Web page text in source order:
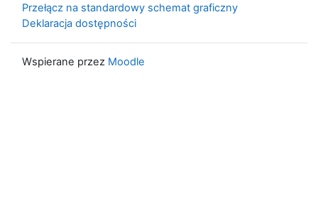
Przełącz na standardowy schemat graficzny
Deklaracja dostępności
Wspierane przez Moodle